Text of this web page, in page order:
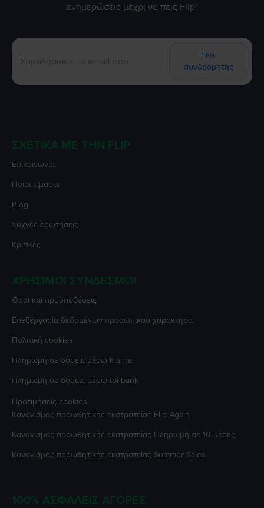
ενημερώσεις μέχρι να πεις Flip!
Γίνε
συνδρομητής
ΣΧΕΤΙΚΆ ΜΕ ΤΗΝ FLIP
Επικοινωνία
Ποιοι είμαστε
Blog
Συχνές ερωτήσεις
Κριτικές
ΧΡΉΣΙΜΟΙ ΣΎΝΔΕΣΜΟΙ
Όροι και προϋποθέσεις
Επεξεργασία δεδομένων προσωπικού χαρακτήρα
Πολιτική cookies
Πληρωμή σε δόσεις μέσω Klarna
Πληρωμή σε δόσεις μέσω tbi bank
Προτιμήσεις cookies
Κανονισμός προωθητικής εκστρατείας Flip Again
Κανονισμός προωθητικής εκστρατείας Πληρωμή σε 10 μέρες
Κανονισμός προωθητικής εκστρατείας Summer Sales
100% ΑΣΦΑΛΕΊΣ ΑΓΟΡΈΣ